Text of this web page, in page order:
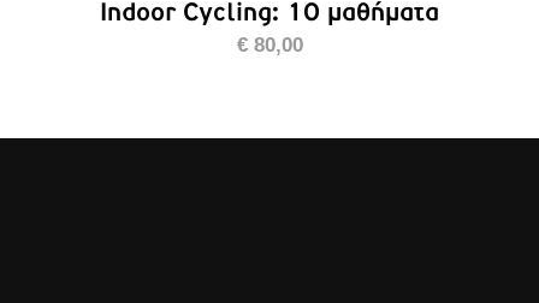
Indoor Cycling: 10 μαθήματα
€80,00